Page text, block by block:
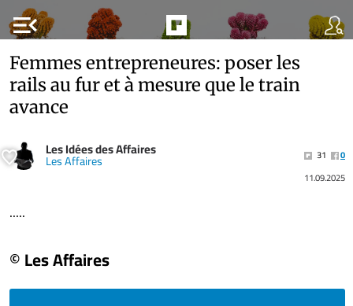
menu_open
Femmes entrepreneures: poser les
rails au fur et à mesure que le train
avance
Les Idées des Affaires
Les Affaires 31
0
11.09.2025
.....
© Les Affaires